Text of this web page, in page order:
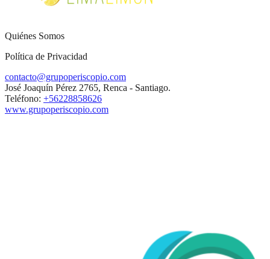
Quiénes Somos
Política de Privacidad
contacto@grupoperiscopio.com
José Joaquín Pérez 2765, Renca - Santiago.
Teléfono: +56228858626
www.grupoperiscopio.com